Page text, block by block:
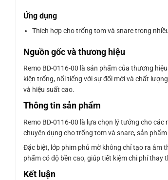
Ứng dụng
Thích hợp cho trống tom và snare trong
Nguồn gốc và thương hiệu
Remo BD-0116-00 là sản phẩm của thương
kiện trống, nổi tiếng với sự đổi mới và chất
và hiệu suất cao.
Thông tin sản phẩm
Remo BD-0116-00 là lựa chọn lý tưởng cho
chuyên dụng cho trống tom và snare, sản
Đặc biệt, lớp phim phủ mờ không chỉ tạo ra âm
phẩm có độ bền cao, giúp tiết kiệm chi phí
Kết luận